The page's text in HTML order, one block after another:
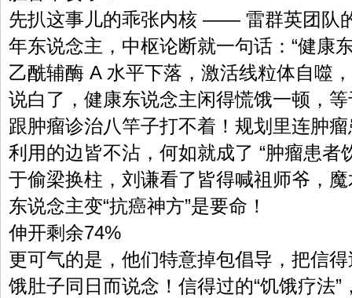
先扒这事儿的乖张内核 —— 雷群英团队
年东说念主，中枢论断就一句话：“健康
乙酰辅酶 A 水平下落，激活线粒体自噬
说白了，健康东说念主闲得慌饿一顿，等
跟肿瘤诊治八竿子打不着！规划里连肿
利用的边皆不沾，何如就成了 “肿瘤患者
于偷梁换柱，刘谦看了皆得喊祖师爷，
东说念主变“抗癌神方”是要命！
伸开剩余74%
更可气的是，他们特意掉包倡导，把信
饿肚子同日而说念！信得过的“饥饿疗法